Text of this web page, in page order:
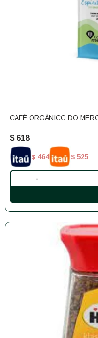
CAFÉ ORGÁNICO DO
$ 618
$ 464 $ 525
-